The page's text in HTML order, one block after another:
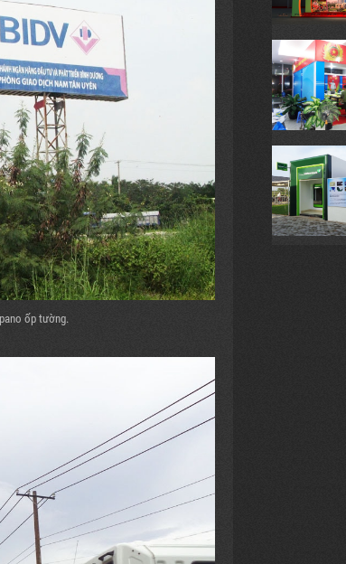
ốp tường.